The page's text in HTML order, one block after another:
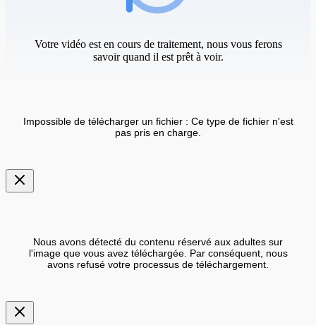
Votre vidéo est en cours de traitement, nous vous ferons
savoir quand il est prêt à voir.
Impossible de télécharger un fichier : Ce type de fichier n'est
pas pris en charge.
Nous avons détecté du contenu réservé aux adultes sur
l'image que vous avez téléchargée. Par conséquent, nous
avons refusé votre processus de téléchargement.